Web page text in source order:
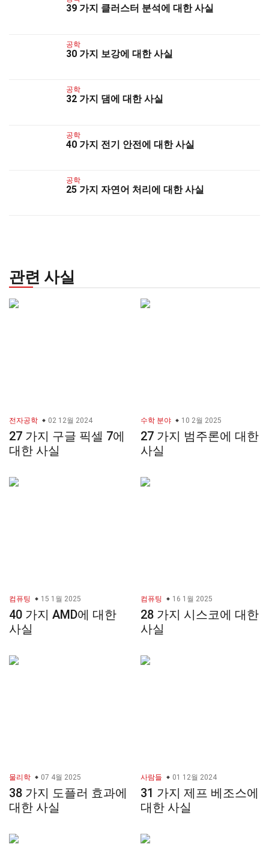
39 가지 클러스터 분석에 대한 사실
공학
30 가지 보강에 대한 사실
공학
32 가지 댐에 대한 사실
공학
40 가지 전기 안전에 대한 사실
공학
25 가지 자연어 처리에 대한 사실
관련 사실
전자공학 02 12월 2024
27 가지 구글 픽셀 7에
대한 사실
수학 분야 10 2월 2025
27 가지 범주론에 대한
사실
컴퓨팅 15 1월 2025
40 가지 AMD에 대한
사실
컴퓨팅 16 1월 2025
28 가지 시스코에 대한
사실
물리학 07 4월 2025
38 가지 도플러 효과에
대한 사실
사람들 01 12월 2024
31 가지 제프 베조스에
대한 사실